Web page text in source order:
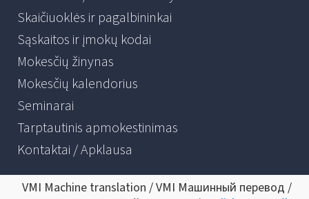
Skaičiuoklės ir pagalbininkai
Sąskaitos ir įmokų kodai
Mokesčių žinynas
Mokesčių kalendorius
Seminarai
Tarptautinis apmokestinimas
Kontaktai / Apklausa
VMI Machine translation / VMI Машинный перевод /